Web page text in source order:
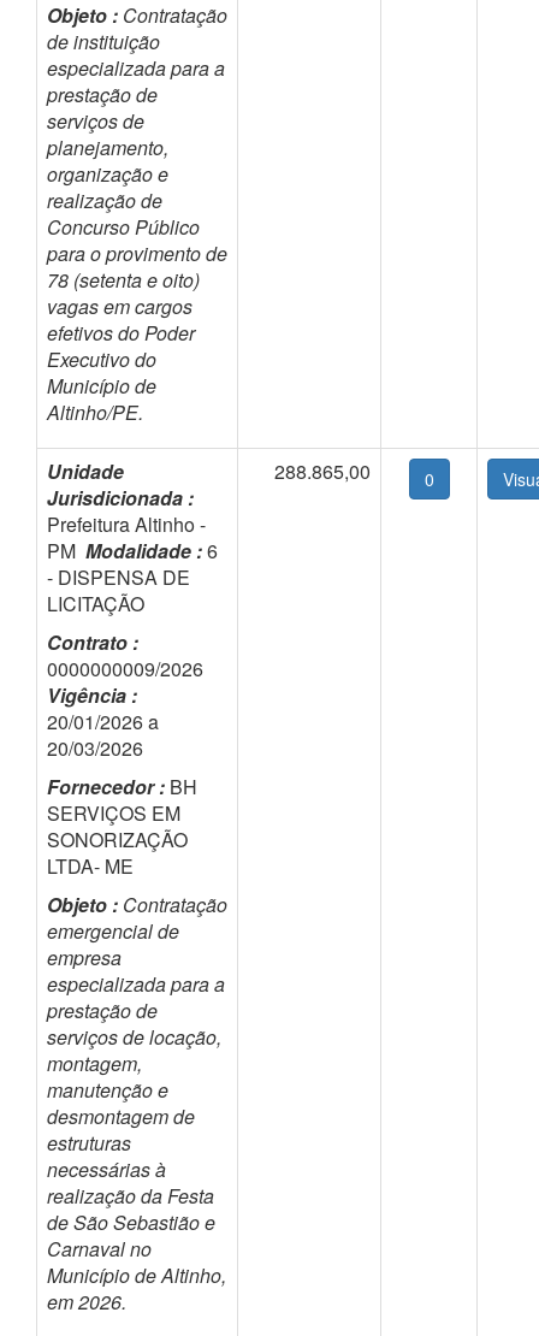
Objeto : Contratação
de instituição
especializada para a
prestação de
serviços de
planejamento,
organização e
realização de
Concurso Público
para o provimento de
78 (setenta e oito)
vagas em cargos
efetivos do Poder
Executivo do
Município de
Altinho/PE.
Unidade
Jurisdicionada :
Prefeitura Altinho -
PM Modalidade :6
- DISPENSA DE
LICITAÇÃO
Contrato :
0000000009/2026
Vigência :
20/01/2026 a
20/03/2026
Fornecedor : BH
SERVIÇOS EM
SONORIZAÇÃO
LTDA- ME
Objeto : Contratação
emergencial de
empresa
especializada para a
prestação de
serviços de locação,
montagem,
manutenção e
desmontagem de
estruturas
necessárias à
realização da Festa
de São Sebastião e
Carnaval no
Município de Altinho,
em 2026.
288.865,00 0